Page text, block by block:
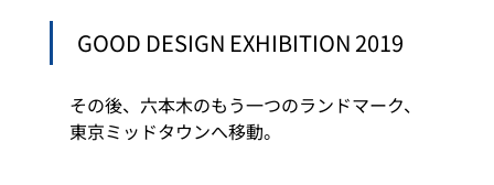
GOOD DESIGN EXHIBITION 2019
その後、六本木のもう一つのランドマーク、
東京ミッドタウンへ移動。